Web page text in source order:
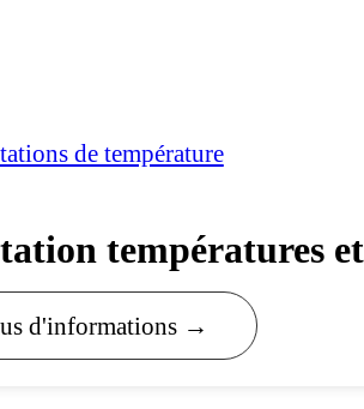
de température
températures
d'informations →